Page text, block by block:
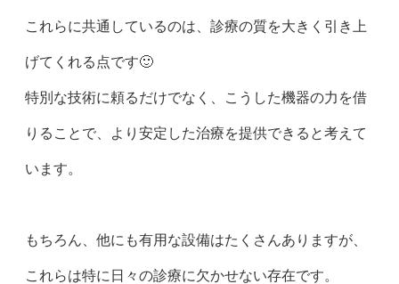
これらに共通しているのは、診療の質を大きく引き上
げてくれる点です🙂
特別な技術に頼るだけでなく、こうした機器の力を借
りることで、より安定した治療を提供できると考えて
います。
もちろん、他にも有用な設備はたくさんありますが、
これらは特に日々の診療に欠かせない存在です。